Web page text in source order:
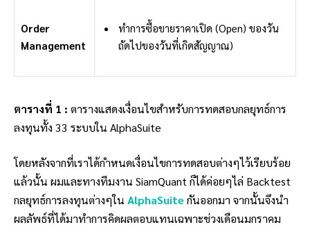
Order
Management
ทำการซื้อขายราคาเปิด (Open) ของวัน
ถัดไปของวันที่เกิดสัญญาณ)
ตารางที่ 1 : ตารางแสดงเงื่อนไขสำหรับการทดสอบกลยุทธ์การ
ลงทุนทั้ง 33 ระบบใน AlphaSuite
โดยหลังจากที่เราได้กำหนดเงื่อนไขการทดสอบต่างๆไว้เรียบร้อย
แล้วนั้น ผมและทางทีมงาน SiamQuant ก็ได้ค่อยๆไล่ Backtest
กลยุทธ์การลงทุนต่างๆใน AlphaSuite กันออกมา จากนั้นจึงนำ
ผลลัพธ์ที่ได้มาทำการคิดผลตอบแทนเฉพาะช่วงเดือนมกราคม